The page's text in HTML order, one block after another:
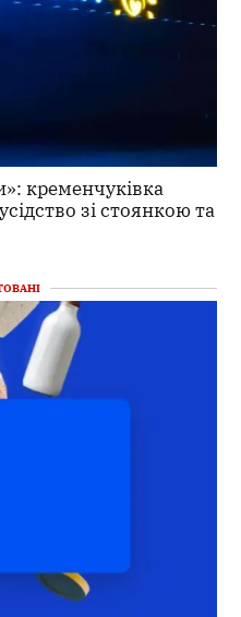
кременчуківка
зі стоянкою та